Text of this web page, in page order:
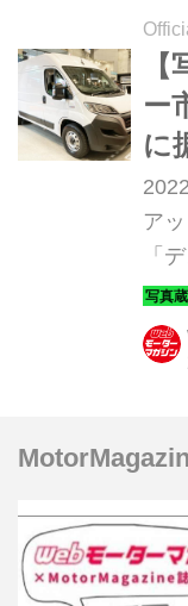
ー
に
ェ
ア
「
て
ィ
両